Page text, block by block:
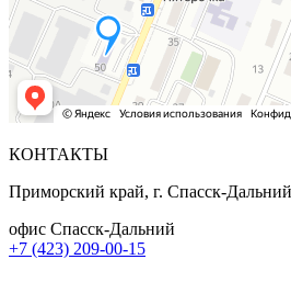
КОНТАКТЫ
Приморский край, г. Спасск-
офис Спасск-Дальний
+7 (423) 209-00-15